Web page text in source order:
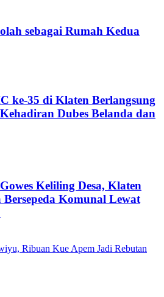
sebagai Rumah Kedua
ke-35 di Klaten Berlangsung
Dubes Belanda dan
Keliling Desa, Klaten
Komunal Lewat